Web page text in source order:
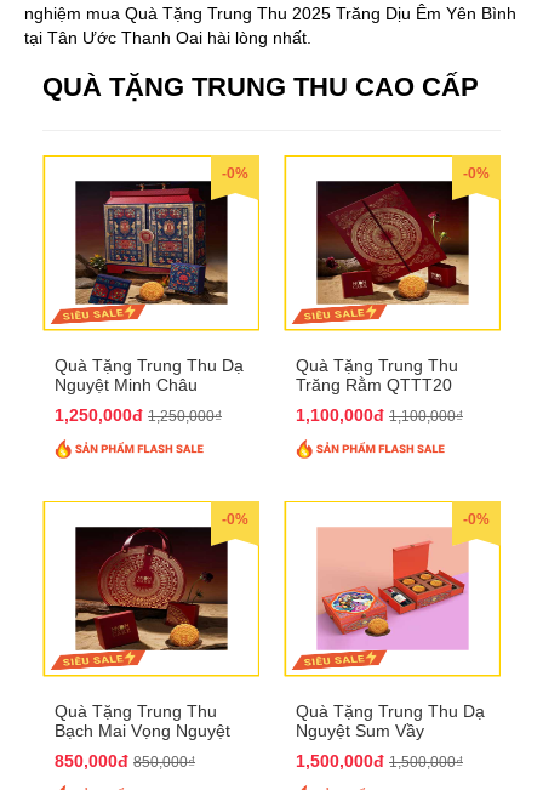
nghiệm mua Quà Tặng Trung Thu 2025 Trăng Dịu Êm Yên Bình
tại Tân Ước Thanh Oai hài lòng nhất.
QUÀ TẶNG TRUNG THU CAO CẤP
-0%
Quà Tặng Trung Thu Dạ
Nguyệt Minh Châu
1,250,000đ 1,250,000₫
-0%
Quà Tặng Trung Thu
Trăng Rằm QTTT20
1,100,000đ 1,100,000₫
-0%
Quà Tặng Trung Thu
Bạch Mai Vọng Nguyệt
850,000đ 850,000₫
-0%
Quà Tặng Trung Thu Dạ
Nguyệt Sum Vầy
1,500,000đ 1,500,000₫